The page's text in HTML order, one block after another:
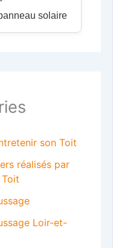
solaire
son Toit
réalisés par
Toit
Loir-et-